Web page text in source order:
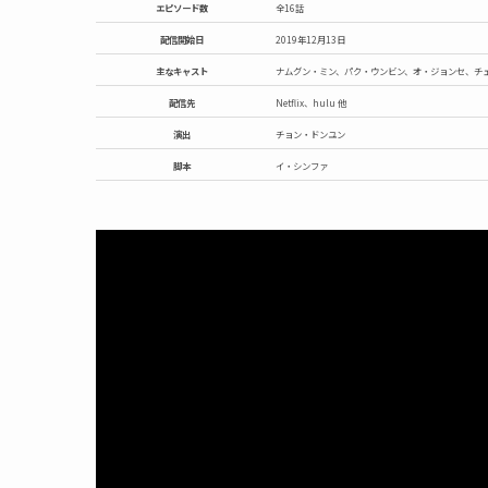
エピソード数 全16話
配信開始日 2019年12月13日
主なキャスト ナムグン・ミン、パク・ウンビン、オ・ジョンセ、チ
配信先 Netflix、hulu 他
演出 チョン・ドンユン
脚本 イ・シンファ